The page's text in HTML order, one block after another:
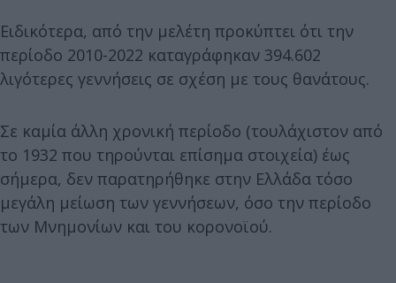
Ειδικότερα, από την μελέτη προκύπτει ότι την
περίοδο 2010-2022 καταγράφηκαν 394.602
λιγότερες γεννήσεις σε σχέση με τους θανάτους.
Σε καμία άλλη χρονική περίοδο (τουλάχιστον από
το 1932 που τηρούνται επίσημα στοιχεία) έως
σήμερα, δεν παρατηρήθηκε στην Ελλάδα τόσο
μεγάλη μείωση των γεννήσεων, όσο την περίοδο
των Μνημονίων και του κορονοϊού.